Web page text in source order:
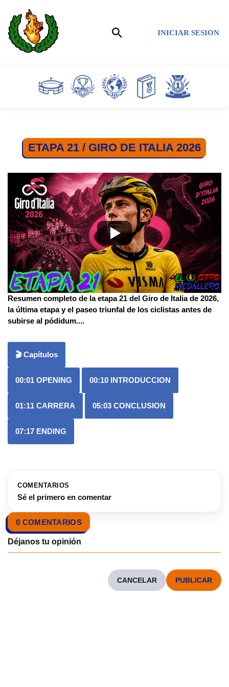
Saltar
al
contenido
INICIAR SESION
ETAPA 21 / GIRO DE ITALIA 2026
Resumen completo de la etapa 21 del Giro de Italia de 2026,
la última etapa y el paseo triunfal de los ciclistas antes de
subirse al pódidum....
🎬 Capítulos
00:01 OPENING 00:10 INTRODUCCION
01:11 CARRERA 05:03 CONCLUSION
07:17 ENDING
COMENTARIOS
Sé el primero en comentar
0 COMENTARIOS
CANCELAR